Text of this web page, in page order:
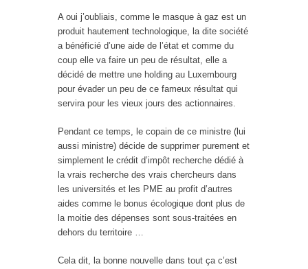
A oui j’oubliais, comme le masque à gaz est un
produit hautement technologique, la dite société
a bénéficié d’une aide de l’état et comme du
coup elle va faire un peu de résultat, elle a
décidé de mettre une holding au Luxembourg
pour évader un peu de ce fameux résultat qui
servira pour les vieux jours des actionnaires.
Pendant ce temps, le copain de ce ministre (lui
aussi ministre) décide de supprimer purement et
simplement le crédit d’impôt recherche dédié à
la vrais recherche des vrais chercheurs dans
les universités et les PME au profit d’autres
aides comme le bonus écologique dont plus de
la moitie des dépenses sont sous-traitées en
dehors du territoire …
Cela dit, la bonne nouvelle dans tout ça c’est